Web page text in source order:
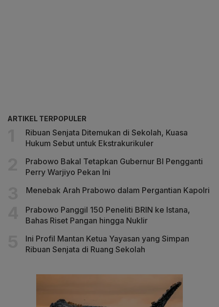
ARTIKEL TERPOPULER
Ribuan Senjata Ditemukan di Sekolah, Kuasa
Hukum Sebut untuk Ekstrakurikuler
Prabowo Bakal Tetapkan Gubernur BI Pengganti
Perry Warjiyo Pekan Ini
Menebak Arah Prabowo dalam Pergantian Kapolri
Prabowo Panggil 150 Peneliti BRIN ke Istana,
Bahas Riset Pangan hingga Nuklir
Ini Profil Mantan Ketua Yayasan yang Simpan
Ribuan Senjata di Ruang Sekolah